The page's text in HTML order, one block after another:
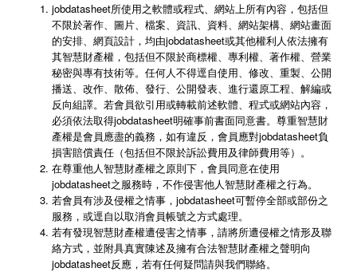
jobdatasheet所使用之軟體或程式、網站上所有內容，包括但
不限於著作、圖片、檔案、資訊、資料、網站架構、網站畫面
的安排、網頁設計，均由jobdatasheet或其他權利人依法擁有
其智慧財產權，包括但不限於商標權、專利權、著作權、營業
秘密與專有技術等。任何人不得逕自使用、修改、重製、公開
播送、改作、散佈、發行、公開發表、進行還原工程、解編或
反向組譯。若會員欲引用或轉載前述軟體、程式或網站內容，
必須依法取得jobdatasheet明確事前書面同意書。尊重智慧財
產權是會員應盡的義務，如有違反，會員應對jobdatasheet負
損害賠償責任（包括但不限於訴訟費用及律師費用等）。
在尊重他人智慧財產權之原則下，會員同意在使用
jobdatasheet之服務時，不作侵害他人智慧財產權之行為。
若會員有涉及侵權之情事，jobdatasheet可暫停全部或部份之
服務，或逕自以取消會員帳號之方式處理。
若有發現智慧財產權遭侵害之情事，請將所遭侵權之情形及聯
絡方式，並附具真實陳述及擁有合法智慧財產權之聲明向
jobdatasheet反應，若有任何疑問請與我們聯絡。